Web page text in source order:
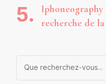
Iphoneography
recherche de
Vous